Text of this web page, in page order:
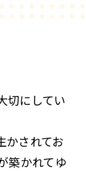
切にしてい
かされてお
築かれてゆ